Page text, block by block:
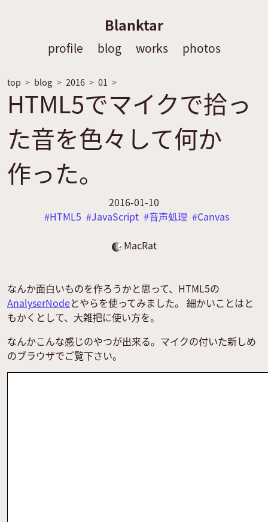
Blanktar
profile blog works photos
top blog 2016 01
HTML5でマイクで拾っ
た音を色々して何か
作った。
2016-01-10
HTML5
JavaScript 音声処理
Canvas
MacRat
なんか面白いものを作ろうかと思って、HTML5の
AnalyserNodeとやらを使ってみました。 細かいことはと
もかくとして、大雑把に使い方を。
なんかこんな感じのやつが出来る。マイクの付いた新しめ
のブラウザでご覧下さい。